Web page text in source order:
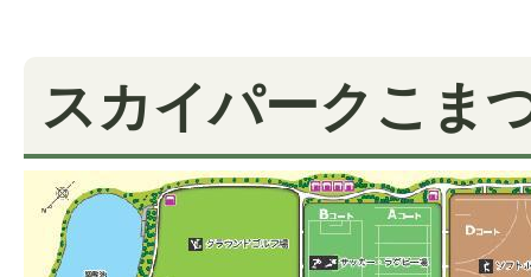
スカイパークこま